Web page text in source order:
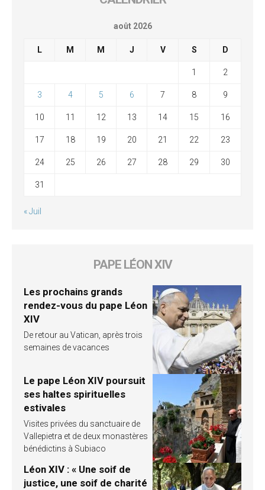
août 2026
L M M J V S D
1 2
3 4 5 6 7 8 9
10 11 12 13 14 15 16
17 18 19 20 21 22 23
24 25 26 27 28 29 30
31
« Juil
PAPE LÉON XIV
Les prochains grands
rendez-vous du pape Léon
XIV
De retour au Vatican, après trois
semaines de vacances
Le pape Léon XIV poursuit
ses haltes spirituelles
estivales
Visites privées du sanctuaire de
Vallepietra et de deux monastères
bénédictins à Subiaco
Léon XIV : « Une soif de
justice, une soif de charité